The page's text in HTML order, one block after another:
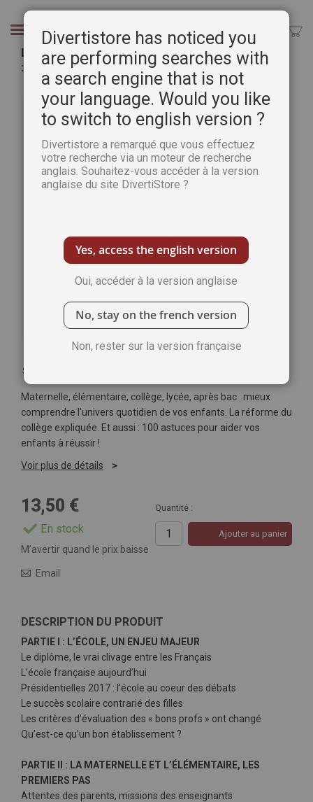
Chercher
Le guide de l'école - Collection TOUT SAVOIR n°4
: Les clés pour accompagner votre enfant
galerie
d’images
Soyez le premier à commenter ce produit
Maternelle, élémentaire, collège, lycée, après bac : mieux
comprendre l'univers quotidien de vos enfants. La réforme du
collège expliquée. Et aussi : 100 astuces pour aider vos
enfants à réussir !
Voir plus de détails
13,50 €
En stock
Quantité :
Ajouter au panier
M’avertir quand le prix baisse
Email
DESCRIPTION DU PRODUIT
PARTIE I : L’ÉCOLE, UN ENJEU MAJEUR
Le diplôme, le vrai clivage entre les Français
L’école française aujourd’hui
Présidentielles 2017 : l’école au coeur des débats
Le succès scolaire contrarié des filles
Les critères d’évaluation des « bons profs » ont changé
Qu’est-ce qu’un bon établissement ?
PARTIE II : LA MATERNELLE ET L’ÉLÉMENTAIRE, LES
PREMIERS PAS
Attentes des parents, missions des enseignants
Divertistore has noticed you
are performing searches with
a search engine that is not
your language. Would you like
to switch to english version ?
Divertistore a remarqué que vous effectuez
votre recherche via un moteur de recherche
anglais. Souhaitez-vous accéder à la version
anglaise du site DivertiStore ?
Yes, access the english version
Oui, accéder à la version anglaise
No, stay on the french version
Non, rester sur la version française